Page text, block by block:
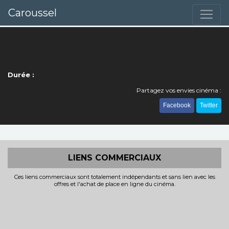
Caroussel
Durée :
Partagez vos envies cinéma :
Facebook Twitter
LIENS COMMERCIAUX
Ces liens commerciaux sont totalement indépendants et sans lien avec les
offres et l'achat de place en ligne du cinéma.